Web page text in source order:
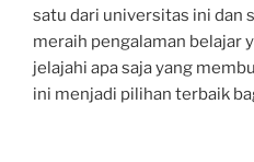
satu dari universitas ini dan
meraih pengalaman belajar
jelajahi apa saja yang
ini menjadi pilihan terbaik